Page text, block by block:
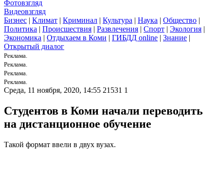
Фотовзгляд
Видеовзгляд
Бизнес | Климат | Криминал | Культура | Наука | Общество |
Политика | Происшествия | Развлечения | Спорт | Экология |
Экономика | Отдыхаем в Коми | ГИБДД online | Знание |
Открытый диалог
Реклама.
Реклама.
Реклама.
Реклама.
Среда, 11 ноября, 2020, 14:55 21531 1
Студентов в Коми начали переводить
на дистанционное обучение
Такой формат ввели в двух вузах.